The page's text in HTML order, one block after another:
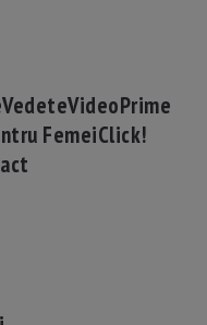
VedeteVideoPrime
FemeiClick!